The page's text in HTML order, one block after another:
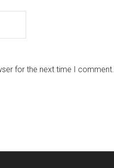
for the next time I comment.